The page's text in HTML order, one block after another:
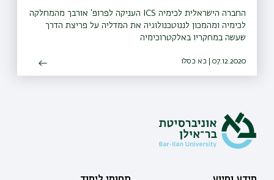
החברה הישראלית לכימיה ICS העניקה לפרופ' אורבך מהמחלקה
לכימיה ומהמכון לננוטכנולוגיה את המדליה על פריצת הדרך
שעשה במחקריו באלקטרוכימיה
07.12.2020 | כא כסלו